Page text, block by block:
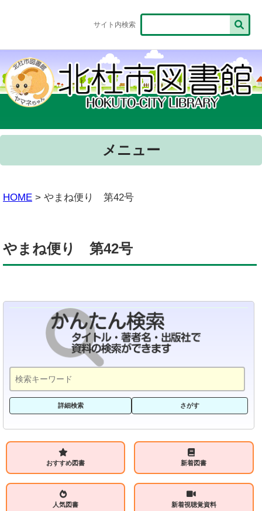
サイト内検索
メニュー
HOME > やまね便り 第42号
やまね便り 第42号
詳細検索 さがす
おすすめ図書 新着図書
人気図書 新着視聴覚資料